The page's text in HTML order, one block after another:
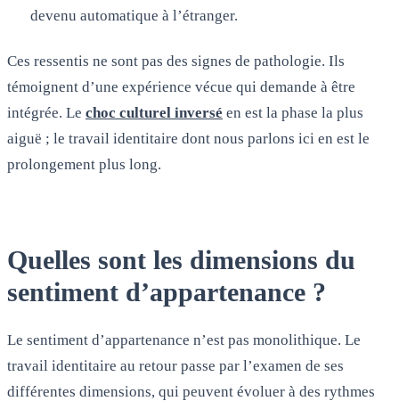
devenu automatique à l’étranger.
Ces ressentis ne sont pas des signes de pathologie. Ils
témoignent d’une expérience vécue qui demande à être
intégrée. Le choc culturel inversé en est la phase la plus
aiguë ; le travail identitaire dont nous parlons ici en est le
prolongement plus long.
Quelles sont les dimensions du
sentiment d’appartenance ?
Le sentiment d’appartenance n’est pas monolithique. Le
travail identitaire au retour passe par l’examen de ses
différentes dimensions, qui peuvent évoluer à des rythmes